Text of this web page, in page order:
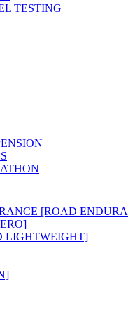
TESTING
[ROAD
LIGHTWEIGHT]